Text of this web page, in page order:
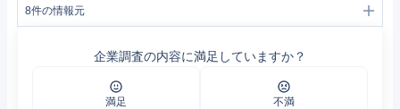
8件の情報元
ATTAC/ヘルシークレー工法 | 有限会社 丸正開発
会社案内 | 有限会社 丸正開発
駐車場関連工事 | 有限会社 丸正開発
企業調査の内容に満足していますか？
満足 不満